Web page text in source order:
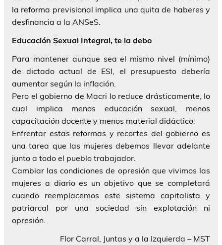
la reforma previsional implica una quita de haberes y
desfinancia a la ANSeS.
Educación Sexual Integral, te la debo
Para mantener aunque sea el mismo nivel (mínimo)
de dictado actual de ESI, el presupuesto debería
aumentar según la inflación.
Pero el gobierno de Macri lo reduce drásticamente, lo
cual implica menos educación sexual, menos
capacitación docente y menos material didáctico:
Enfrentar estas reformas y recortes del gobierno es
una tarea que las mujeres debemos llevar adelante
junto a todo el pueblo trabajador.
Cambiar las condiciones de opresión que vivimos las
mujeres a diario es un objetivo que se completará
cuando reemplacemos este sistema capitalista y
patriarcal por una sociedad sin explotación ni
opresión.
Flor Carral, Juntas y a la Izquierda – MST